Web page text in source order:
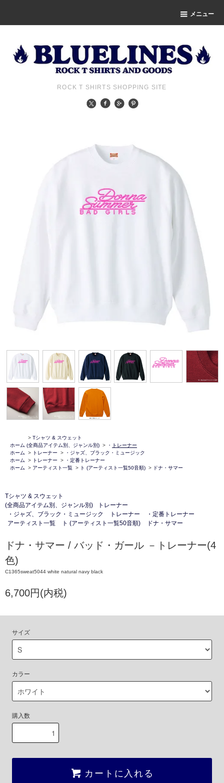
メニュー
ROCK T SHIRTS SHOPPING SITE
ホーム
> Tシャツ & スウェット
(全商品アイテム別、ジャンル別) > ・
トレーナー
ホーム
> トレーナー >
・ジャズ、ブラック・ミュージック
ホーム
> トレーナー >
・定番トレーナー
ホーム
> アーティスト一覧 > ト (アーティスト一覧50音順) > ドナ・サマー
Tシャツ & スウェット
(全商品アイテム別、ジャンル別)
トレーナー
・ジャズ、ブラック・ミュージック
トレーナー
・定番トレーナー
アーティスト一覧
ト (アーティスト一覧50音順) ドナ・サマー
ドナ・サマー / バッド・ガール －トレーナー(4
色)
C1365sweat5044 white natural navy black
6,700円(内税)
サイズ
カラー
購入数
カートに入れる